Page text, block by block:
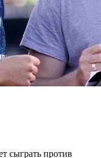
сыграть против